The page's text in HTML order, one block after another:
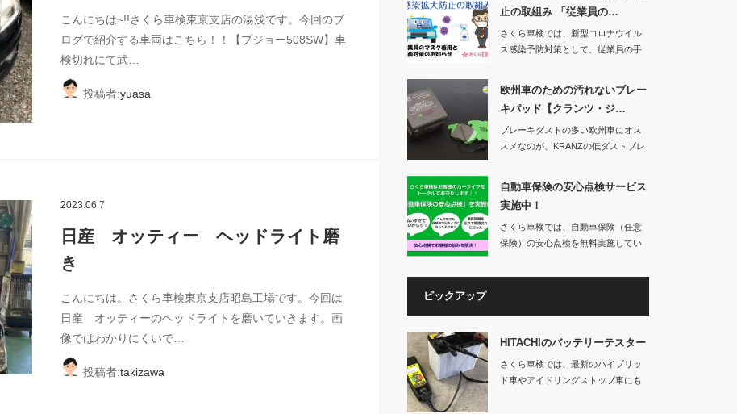
こんにちは~!!さくら車検東京支店の湯浅です。今回のブ
ログで紹介する車両はこちら！！【プジョー508SW】車
検切れにて武…
投稿者:yuasa
2023.06.7
日産 オッティー ヘッドライト磨
き
こんにちは。さくら車検東京支店昭島工場です。今回は
日産 オッティーのヘッドライトを磨いていきます。画
像ではわかりにくいで…
投稿者:takizawa
止の取組み 「従業員の…
さくら車検では、新型コロナウイル
ス感染予防対策として、従業員の手
欧州車のための汚れないブレー
キパッド【クランツ・ジ…
ブレーキダストの多い欧州車にオス
スメなのが、KRANZの低ダストブレ
自動車保険の安心点検サービス
実施中！
さくら車検では、自動車保険（任意
保険）の安心点検を無料実施してい
ピックアップ
HITACHIのバッテリーテスター
さくら車検では、最新のハイブリッ
ド車やアイドリングストップ車にも